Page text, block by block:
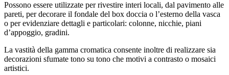
Possono essere utilizzate per rivestire interi locali, dal pavimento alle
pareti, per decorare il fondale del box doccia o l’esterno della vasca
o per evidenziare dettagli e particolari: colonne, nicchie, piani
d’appoggio, gradini.
La vastità della gamma cromatica consente inoltre di realizzare sia
decorazioni sfumate tono su tono che motivi a contrasto o mosaici
artistici.